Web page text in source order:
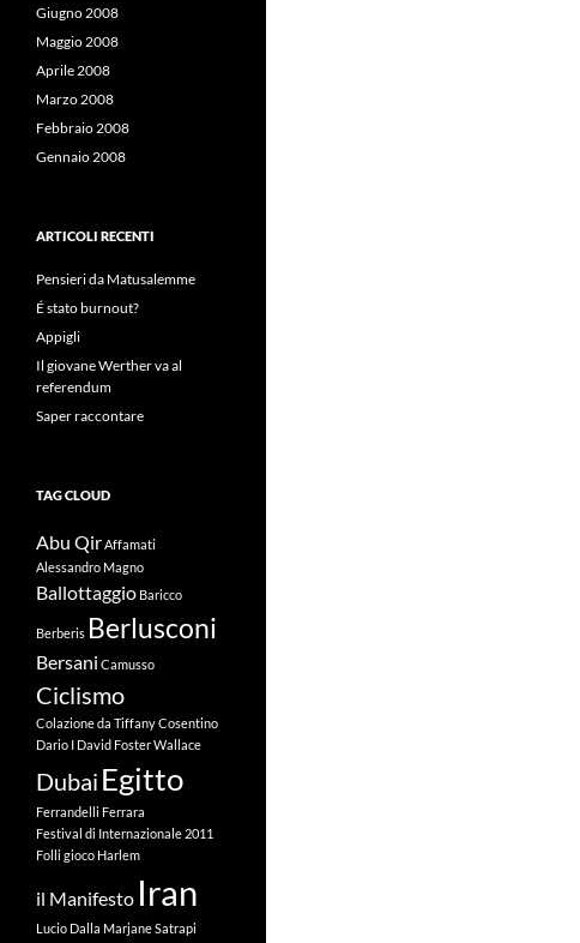
Giugno 2008
Maggio 2008
Aprile 2008
Marzo 2008
Febbraio 2008
Gennaio 2008
ARTICOLI RECENTI
Pensieri da Matusalemme
É stato burnout?
Appigli
Il giovane Werther va al
referendum
Saper raccontare
TAG CLOUD
Abu QirAffamati
Alessandro Magno
Ballottaggio Baricco
Berberis Berlusconi
Bersani Camusso
Ciclismo
Colazione da TiffanyCosentino
Dario I David Foster Wallace
Dubai Egitto
Ferrandelli Ferrara
Festival di Internazionale 2011
Folli gioco Harlem
il Manifesto Iran
Lucio Dalla Marjane Satrapi